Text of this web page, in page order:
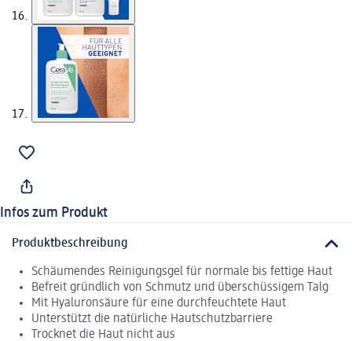
Infos zum Produkt
Produktbeschreibung
Schäumendes Reinigungsgel für normale bis fettige Haut
Befreit gründlich von Schmutz und überschüssigem Talg
Mit Hyaluronsäure für eine durchfeuchtete Haut
Unterstützt die natürliche Hautschutzbarriere
Trocknet die Haut nicht aus